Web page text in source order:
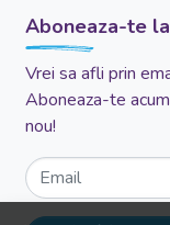
Aboneaza-te
Vrei sa afli prin
Aboneaza-te
nou!
Email